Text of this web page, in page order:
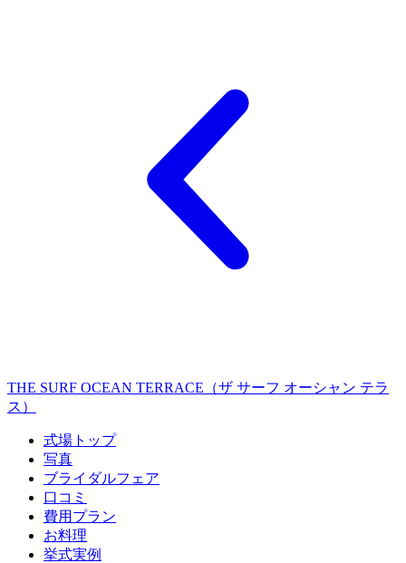
THE SURF OCEAN TERRACE（ザ サーフ オーシャン テラ
ス）
式場トップ
写真
ブライダルフェア
口コミ
費用プラン
お料理
挙式実例